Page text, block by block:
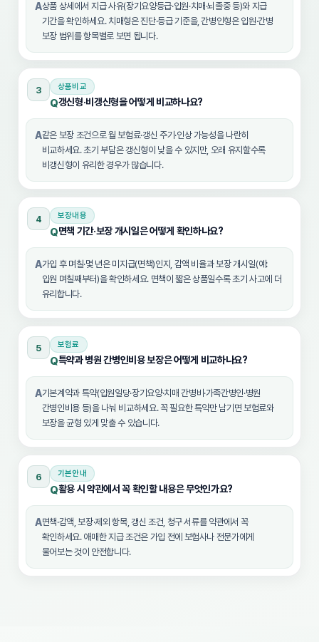
A상품 상세에서 지급 사유(장기요양등급·입원·치매·뇌졸중 등)와 지급
기간을 확인하세요. 치매형은 진단·등급 기준을, 간병인형은 입원·간병
보장 범위를 항목별로 보면 됩니다.
3 상품비교
Q갱신형·비갱신형을 어떻게 비교하나요?
A같은 보장 조건으로 월 보험료·갱신 주기·인상 가능성을 나란히
비교하세요. 초기 부담은 갱신형이 낮을 수 있지만, 오래 유지할수록
비갱신형이 유리한 경우가 많습니다.
4 보장내용
Q면책 기간·보장 개시일은 어떻게 확인하나요?
A가입 후 며칠·몇 년은 미지급(면책)인지, 감액 비율과 보장 개시일(예:
입원 며칠째부터)을 확인하세요. 면책이 짧은 상품일수록 초기 사고에 더
유리합니다.
5 보험료
Q특약과 병원 간병인비용 보장은 어떻게 비교하나요?
A기본계약과 특약(입원일당·장기요양·치매 간병비·가족간병인·병원
간병인비용 등)을 나눠 비교하세요. 꼭 필요한 특약만 남기면 보험료와
보장을 균형 있게 맞출 수 있습니다.
6 기본안내
Q활용 시 약관에서 꼭 확인할 내용은 무엇인가요?
A면책·감액, 보장·제외 항목, 갱신 조건, 청구 서류를 약관에서 꼭
확인하세요. 애매한 지급 조건은 가입 전에 보험사나 전문가에게
물어보는 것이 안전합니다.